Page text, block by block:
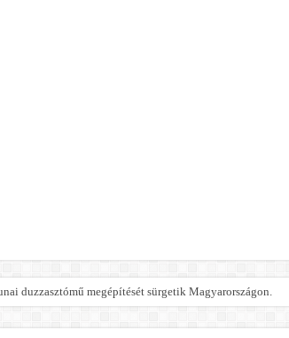
duzzasztómű megépítését sürgetik Magyarországon.